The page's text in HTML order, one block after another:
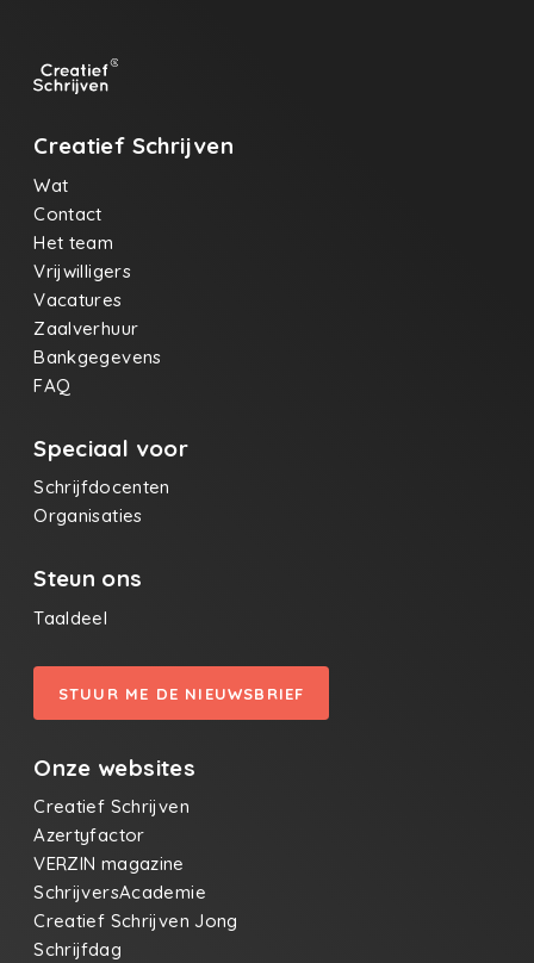
Creatief Schrijven
Wat
Contact
Het team
Vrijwilligers
Vacatures
Zaalverhuur
Bankgegevens
FAQ
Speciaal voor
Schrijfdocenten
Organisaties
Steun ons
Taaldeel
STUUR ME DE NIEUWSBRIEF
Onze websites
Creatief Schrijven
Azertyfactor
VERZIN magazine
SchrijversAcademie
Creatief Schrijven Jong
Schrijfdag